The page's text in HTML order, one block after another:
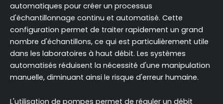
automatiques pour créer un processus
d'échantillonnage continu et automatisé. Cette
configuration permet de traiter rapidement un grand
nombre d'échantillons, ce qui est particulièrement utile
dans les laboratoires à haut débit. Les systèmes
automatisés réduisent la nécessité d'une manipulation
manuelle, diminuant ainsi le risque d'erreur humaine.
L'utilisation de pompes permet de réguler un débit